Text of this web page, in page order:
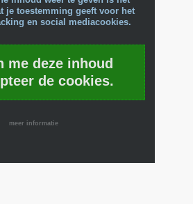
je toestemming geeft voor het
en social mediacookies.
me deze inhoud
de cookies.
meer informatie